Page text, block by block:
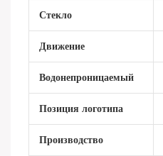
Стекло
Движение
Водонепроницаемый
Позиция логотипа
Производство